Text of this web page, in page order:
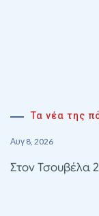
Τα νέα της
Αυγ 8, 2026
Στον Τσουβέλα